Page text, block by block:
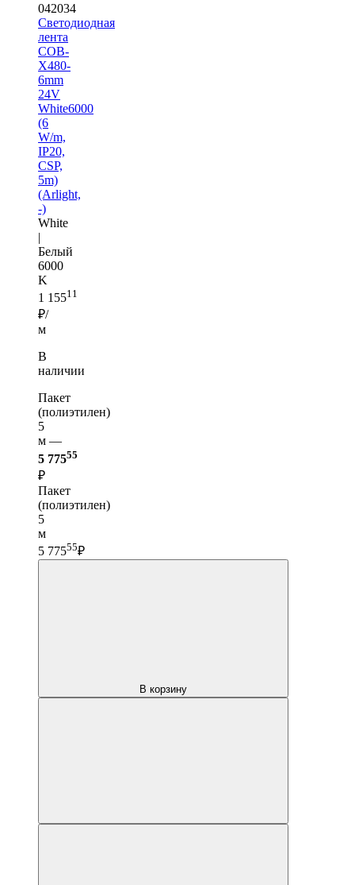
042034
Светодиодная
лента
COB-
X480-
6mm
24V
White6000
(6
W/m,
IP20,
CSP,
5m)
(Arlight,
-)
White
|
Белый
6000
K
1 15511
₽/
м
В
наличии
Пакет
(полиэтилен)
5
м —
5 77555
₽
Пакет
(полиэтилен)
5
м
5 77555₽
В корзину